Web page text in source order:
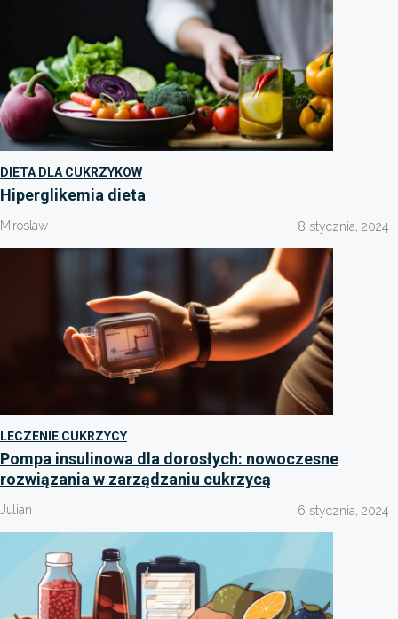
DIETA DLA CUKRZYKOW
Hiperglikemia dieta
Miroslaw 8 stycznia, 2024
LECZENIE CUKRZYCY
Pompa insulinowa dla dorosłych: nowoczesne
rozwiązania w zarządzaniu cukrzycą
Julian 6 stycznia, 2024